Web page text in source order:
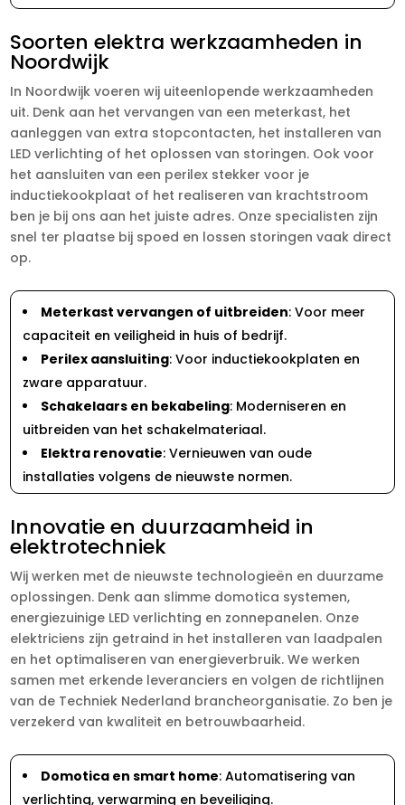
Soorten elektra werkzaamheden in
Noordwijk
In Noordwijk voeren wij uiteenlopende werkzaamheden
uit. Denk aan het vervangen van een meterkast, het
aanleggen van extra stopcontacten, het installeren van
LED verlichting of het oplossen van storingen. Ook voor
het aansluiten van een perilex stekker voor je
inductiekookplaat of het realiseren van krachtstroom
ben je bij ons aan het juiste adres. Onze specialisten zijn
snel ter plaatse bij spoed en lossen storingen vaak direct
op.
Meterkast vervangen of uitbreiden: Voor meer
capaciteit en veiligheid in huis of bedrijf.
Perilex aansluiting: Voor inductiekookplaten en
zware apparatuur.
Schakelaars en bekabeling: Moderniseren en
uitbreiden van het schakelmateriaal.
Elektra renovatie: Vernieuwen van oude
installaties volgens de nieuwste normen.
Innovatie en duurzaamheid in
elektrotechniek
Wij werken met de nieuwste technologieën en duurzame
oplossingen. Denk aan slimme domotica systemen,
energiezuinige LED verlichting en zonnepanelen. Onze
elektriciens zijn getraind in het installeren van laadpalen
en het optimaliseren van energieverbruik. We werken
samen met erkende leveranciers en volgen de richtlijnen
van de Techniek Nederland brancheorganisatie. Zo ben je
verzekerd van kwaliteit en betrouwbaarheid.
Domotica en smart home: Automatisering van
verlichting, verwarming en beveiliging.